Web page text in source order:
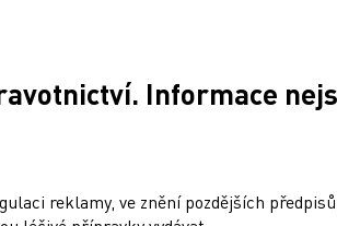
Informace
reklamy, ve znění pozdějších